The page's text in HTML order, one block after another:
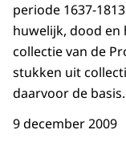
periode 1637-
huwelijk, dood en
collectie van de
stukken uit
daarvoor de basis.
9 december 2009